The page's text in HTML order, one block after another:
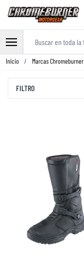
Ir al contenido
Inicio / Marcas Chromeburner
FILTRO